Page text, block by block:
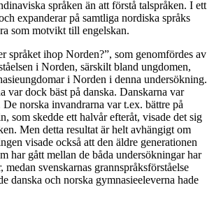
språken än att förstå talspråken. I ett
expanderar på samtliga nordiska språks
som motvikt till engelskan.
språket ihop Norden?”, som genomfördes av
i Norden, särskilt bland ungdomen,
i Norden i denna undersökning.
var dock bäst på danska. Danskarna var
norska invandrarna var t.ex. bättre på
som skedde ett halvår efteråt, visade det sig
Men detta resultat är helt avhängigt om
visade också att den äldre generationen
har gått mellan de båda undersökningar har
svenskarnas grannspråksförståelse
danska och norska gymnasieeleverna hade